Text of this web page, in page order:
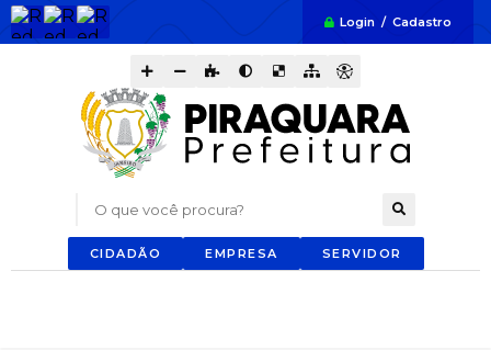
Login / Cadastro
O que você procura?
CIDADÃO EMPRESA SERVIDOR